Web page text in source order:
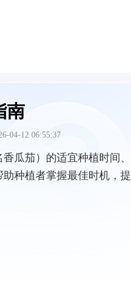
南
04-12 06:55:37
瓜茄）的适宜种植时间、
种植者掌握最佳时机，提